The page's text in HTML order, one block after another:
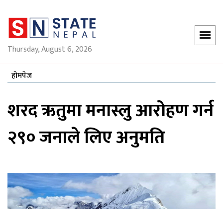
Thursday, August 6, 2026
होमपेज
शरद ऋतुमा मनास्लु आरोहण गर्न
२९० जनाले लिए अनुमति